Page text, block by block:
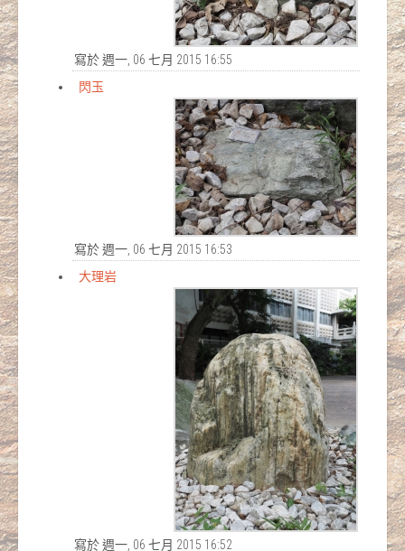
寫於 週一, 06 七月 2015 16:55
閃玉
寫於 週一, 06 七月 2015 16:53
大理岩
寫於 週一, 06 七月 2015 16:52